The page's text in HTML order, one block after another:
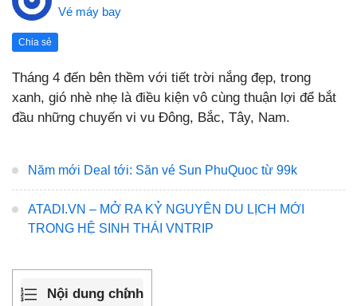
Vé máy bay
Chia sẻ
Tháng 4 đến bên thềm với tiết trời nắng đẹp, trong
xanh, gió nhè nhẹ là điều kiện vô cùng thuận lợi để bắt
đầu những chuyến vi vu Đông, Bắc, Tây, Nam.
Năm mới Deal tới: Săn vé Sun PhuQuoc từ 99k
ATADI.VN – MỞ RA KỶ NGUYÊN DU LỊCH MỚI
TRONG HỆ SINH THÁI VNTRIP
Nội dung chính